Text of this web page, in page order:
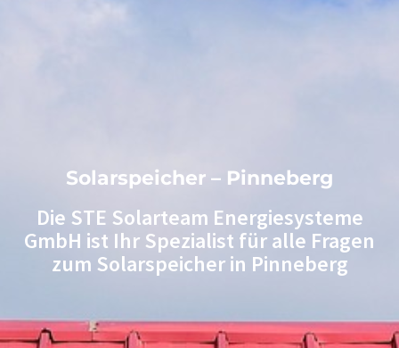
Solarspeicher – Pinneberg
Die STE Solarteam Energiesysteme
GmbH ist Ihr Spezialist für alle Fragen
zum Solarspeicher in Pinneberg